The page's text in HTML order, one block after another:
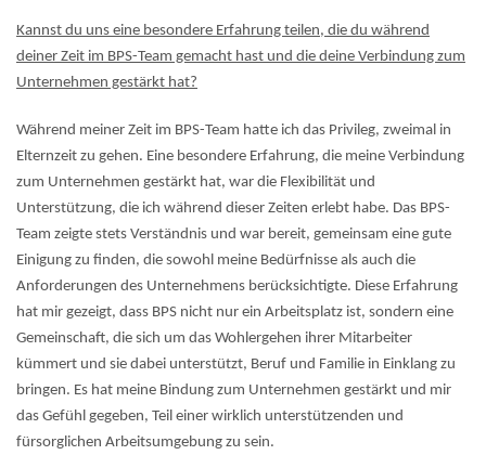
Kannst du uns eine besondere Erfahrung teilen, die du während
deiner Zeit im BPS-Team gemacht hast und die deine Verbindung zum
Unternehmen gestärkt hat?
Während meiner Zeit im BPS-Team hatte ich das Privileg, zweimal in
Elternzeit zu gehen. Eine besondere Erfahrung, die meine Verbindung
zum Unternehmen gestärkt hat, war die Flexibilität und
Unterstützung, die ich während dieser Zeiten erlebt habe. Das BPS-
Team zeigte stets Verständnis und war bereit, gemeinsam eine gute
Einigung zu finden, die sowohl meine Bedürfnisse als auch die
Anforderungen des Unternehmens berücksichtigte. Diese Erfahrung
hat mir gezeigt, dass BPS nicht nur ein Arbeitsplatz ist, sondern eine
Gemeinschaft, die sich um das Wohlergehen ihrer Mitarbeiter
kümmert und sie dabei unterstützt, Beruf und Familie in Einklang zu
bringen. Es hat meine Bindung zum Unternehmen gestärkt und mir
das Gefühl gegeben, Teil einer wirklich unterstützenden und
fürsorglichen Arbeitsumgebung zu sein.